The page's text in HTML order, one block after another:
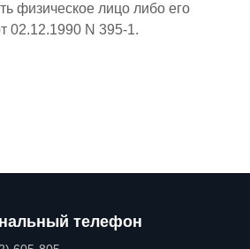
физическое лицо либо его
02.12.1990 N 395-1.
телефон